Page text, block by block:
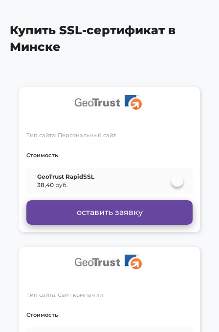
Купить SSL-сертификат в
Минске
Тип сайта: Персональный сайт
Стоимость
GeoTrust RapidSSL
38,40 руб.
оставить заявку
Тип сайта: Сайт компании
Стоимость